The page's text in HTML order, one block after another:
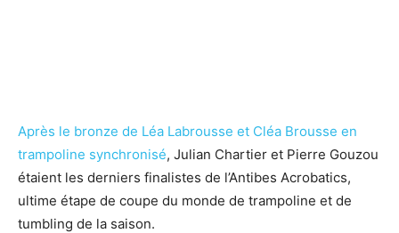
Après le bronze de Léa Labrousse et Cléa Brousse en
trampoline synchronisé, Julian Chartier et Pierre Gouzou
étaient les derniers finalistes de l’Antibes Acrobatics,
ultime étape de coupe du monde de trampoline et de
tumbling de la saison.